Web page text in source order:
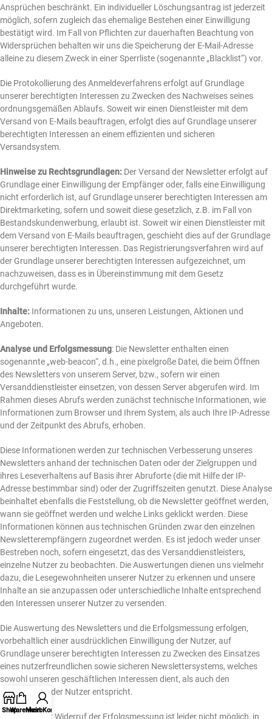
Ansprüchen beschränkt. Ein individueller Löschungsantrag ist jederzeit
möglich, sofern zugleich das ehemalige Bestehen einer Einwilligung
bestätigt wird. Im Fall von Pflichten zur dauerhaften Beachtung von
Widersprüchen behalten wir uns die Speicherung der E-Mail-Adresse
alleine zu diesem Zweck in einer Sperrliste (sogenannte „Blacklist“) vor.
Die Protokollierung des Anmeldeverfahrens erfolgt auf Grundlage
unserer berechtigten Interessen zu Zwecken des Nachweises seines
ordnungsgemäßen Ablaufs. Soweit wir einen Dienstleister mit dem
Versand von E-Mails beauftragen, erfolgt dies auf Grundlage unserer
berechtigten Interessen an einem effizienten und sicheren
Versandsystem.
Hinweise zu Rechtsgrundlagen: Der Versand der Newsletter erfolgt auf
Grundlage einer Einwilligung der Empfänger oder, falls eine Einwilligung
nicht erforderlich ist, auf Grundlage unserer berechtigten Interessen am
Direktmarketing, sofern und soweit diese gesetzlich, z.B. im Fall von
Bestandskundenwerbung, erlaubt ist. Soweit wir einen Dienstleister mit
dem Versand von E-Mails beauftragen, geschieht dies auf der Grundlage
unserer berechtigten Interessen. Das Registrierungsverfahren wird auf
der Grundlage unserer berechtigten Interessen aufgezeichnet, um
nachzuweisen, dass es in Übereinstimmung mit dem Gesetz
durchgeführt wurde.
Inhalte: Informationen zu uns, unseren Leistungen, Aktionen und
Angeboten.
Analyse und Erfolgsmessung: Die Newsletter enthalten einen
sogenannte „web-beacon“, d.h., eine pixelgroße Datei, die beim Öffnen
des Newsletters von unserem Server, bzw., sofern wir einen
Versanddienstleister einsetzen, von dessen Server abgerufen wird. Im
Rahmen dieses Abrufs werden zunächst technische Informationen, wie
Informationen zum Browser und Ihrem System, als auch Ihre IP-Adresse
und der Zeitpunkt des Abrufs, erhoben.
Diese Informationen werden zur technischen Verbesserung unseres
Newsletters anhand der technischen Daten oder der Zielgruppen und
ihres Leseverhaltens auf Basis ihrer Abruforte (die mit Hilfe der IP-
Adresse bestimmbar sind) oder der Zugriffszeiten genutzt. Diese Analyse
beinhaltet ebenfalls die Feststellung, ob die Newsletter geöffnet werden,
wann sie geöffnet werden und welche Links geklickt werden. Diese
Informationen können aus technischen Gründen zwar den einzelnen
Newsletterempfängern zugeordnet werden. Es ist jedoch weder unser
Bestreben noch, sofern eingesetzt, das des Versanddienstleisters,
einzelne Nutzer zu beobachten. Die Auswertungen dienen uns vielmehr
dazu, die Lesegewohnheiten unserer Nutzer zu erkennen und unsere
Inhalte an sie anzupassen oder unterschiedliche Inhalte entsprechend
den Interessen unserer Nutzer zu versenden.
Die Auswertung des Newsletters und die Erfolgsmessung erfolgen,
vorbehaltlich einer ausdrücklichen Einwilligung der Nutzer, auf
Grundlage unserer berechtigten Interessen zu Zwecken des Einsatzes
eines nutzerfreundlichen sowie sicheren Newslettersystems, welches
sowohl unseren geschäftlichen Interessen dient, als auch den
Erwartungen der Nutzer entspricht.
Ein getrennter Widerruf der Erfolgsmessung ist leider nicht möglich, in
ShopWarenkorb
Mein Konto